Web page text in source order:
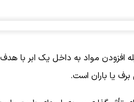
افزودن مواد به داخل یک ابر
یا باران است.